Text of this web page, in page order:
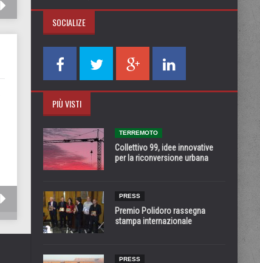
SOCIALIZE
PIÙ VISTI
TERREMOTO
Collettivo 99, idee innovative
per la riconversione urbana
PRESS
Premio Polidoro rassegna
stampa internazionale
PRESS